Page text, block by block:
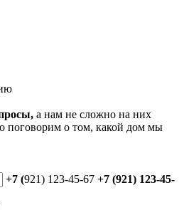
а нам не сложно на них
поговорим о том, какой дом мы
+7 (921) 123-45-67 +7 (921) 123-45-